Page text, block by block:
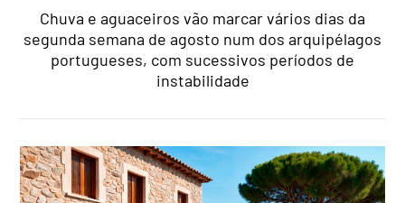
Chuva e aguaceiros vão marcar vários dias da
segunda semana de agosto num dos arquipélagos
portugueses, com sucessivos períodos de
instabilidade